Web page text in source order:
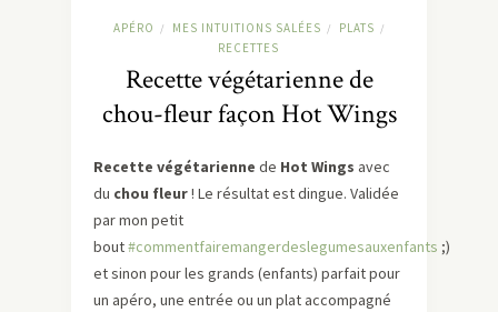
APÉRO / MES INTUITIONS SALÉES / PLATS /
RECETTES
Recette végétarienne de
chou-fleur façon Hot Wings
Recette végétarienne de Hot Wings avec
du chou fleur! Le résultat est dingue. Validée
par mon petit
bout#commentfairemangerdeslegumesauxenfants ;)
et sinon pour les grands (enfants) parfait pour
un apéro, une entrée ou un plat accompagné